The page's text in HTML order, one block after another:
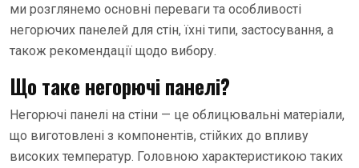
ми розглянемо основні переваги та особливості
негорючих панелей для стін, їхні типи, застосування, а
також рекомендації щодо вибору.
Що таке негорючі панелі?
Негорючі панелі на стіни — це облицювальні матеріали,
що виготовлені з компонентів, стійких до впливу
високих температур. Головною характеристикою таких